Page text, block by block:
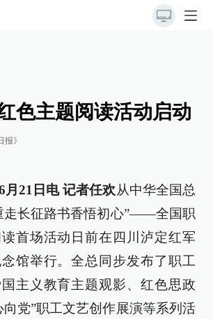
色主题阅读活动启动
》
月21日电 记者任欢从中华全国总
走长征路书香悟初心”——全国职
首场活动日前在四川泸定红军
馆举行。全总同步发布了职工
主义教育主题观影、红色思政
向党”职工文艺创作展演等系列活